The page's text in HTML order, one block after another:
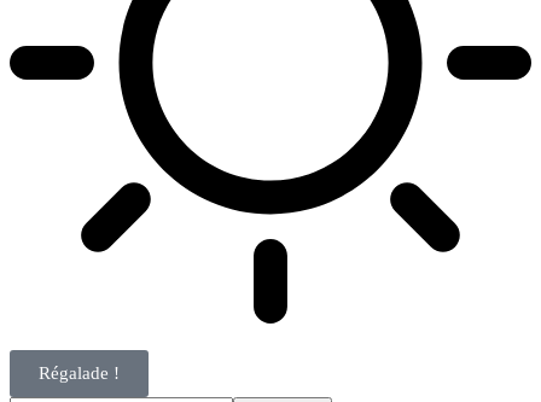
Régalade !